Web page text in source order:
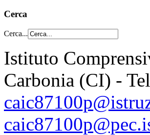
Cerca
Cerca...
Istituto
Carbonia (CI) -